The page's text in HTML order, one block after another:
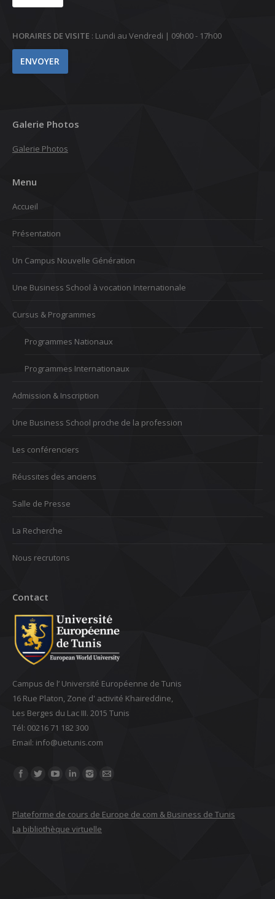
HORAIRES DE VISITE : Lundi au Vendredi | 09h00 - 17h00
Galerie Photos
Galerie Photos
Menu
Accueil
Présentation
Un Campus Nouvelle Génération
Une Business School à vocation Internationale
Cursus & Programmes
Programmes Nationaux
Programmes Internationaux
Admission & Inscription
Une Business School proche de la profession
Les conférenciers
Réussites des anciens
Salle de Presse
La Recherche
Nous recrutons
Contact
Campus de l’ Université Européenne de Tunis
16 Rue Platon, Zone d' activité Khaireddine,
Les Berges du Lac III. 2015 Tunis
Tél: 00216 71 182 300
Email: ‎info@uetunis.com
Find us on:
Plateforme de cours de Europe de com & Business de Tunis
La bibliothèque virtuelle